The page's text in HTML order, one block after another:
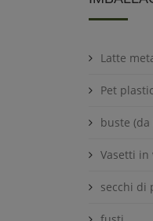
Latte
Pet
buste
Vasetti in
secchi di